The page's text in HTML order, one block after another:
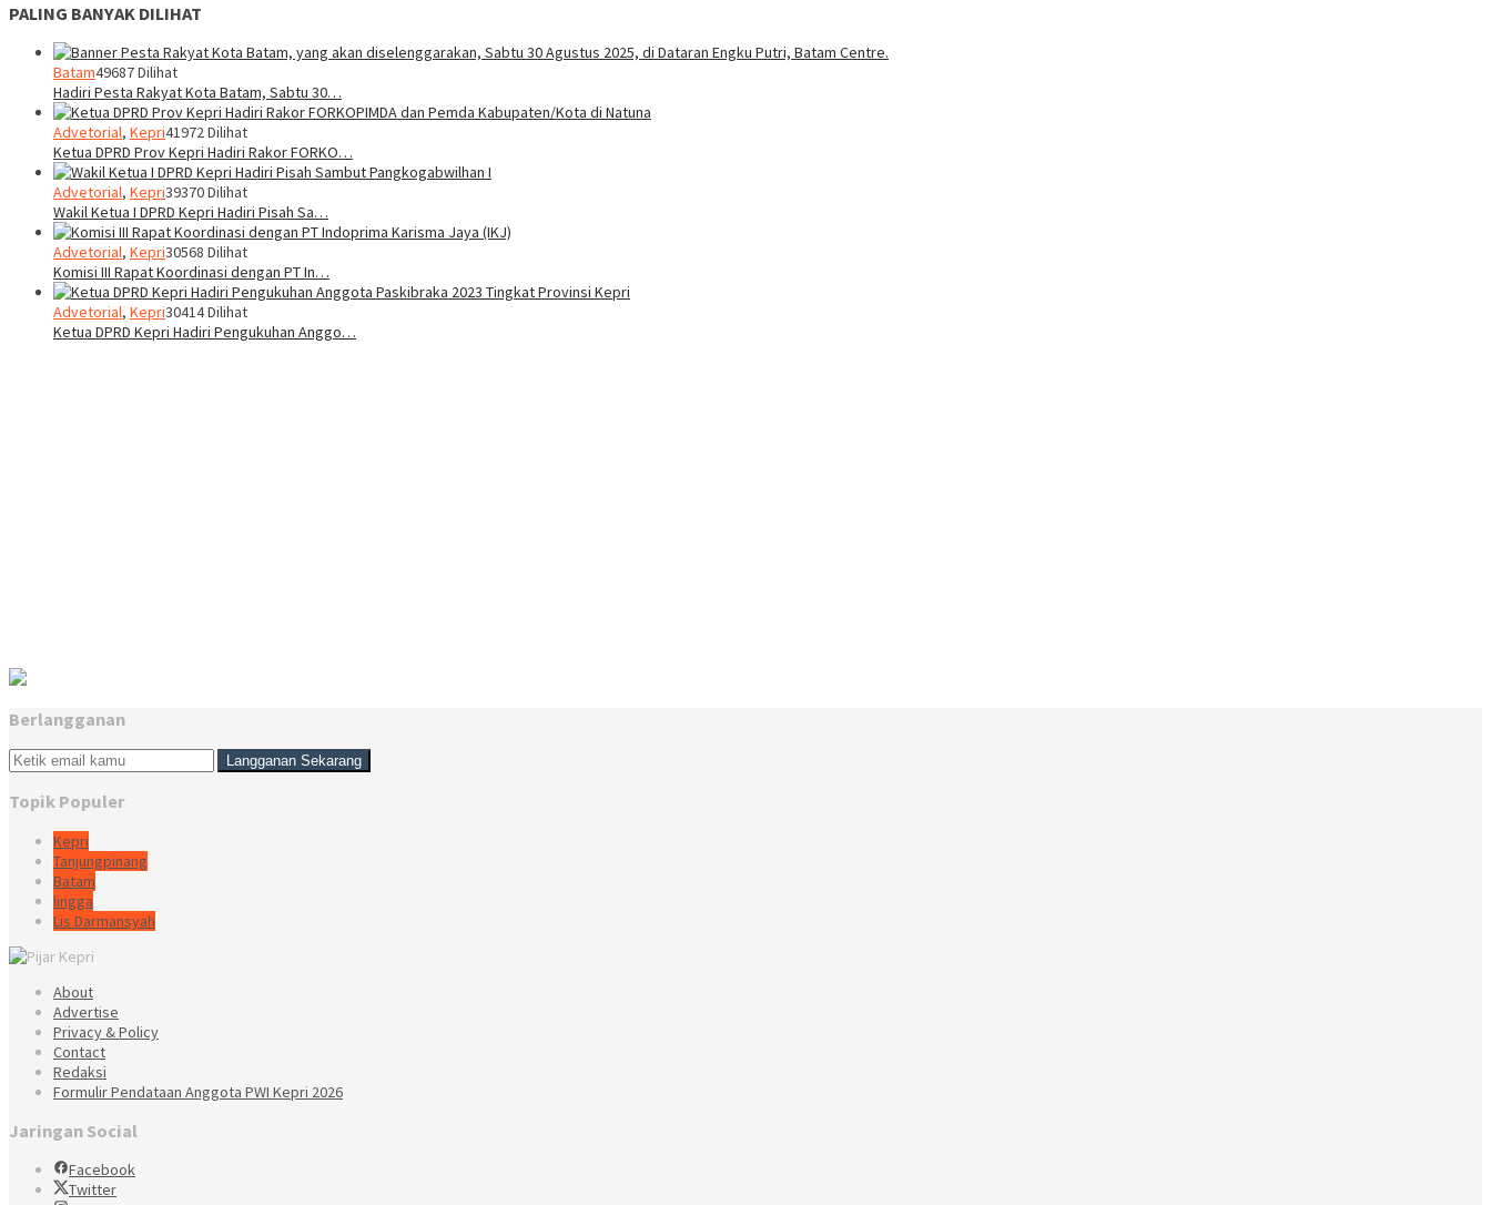
PALING BANYAK DILIHAT
Batam49687 Dilihat
Hadiri Pesta Rakyat Kota Batam, Sabtu 30…
Advetorial, Kepri41972 Dilihat
Ketua DPRD Prov Kepri Hadiri Rakor FORKO…
Advetorial, Kepri39370 Dilihat
Wakil Ketua I DPRD Kepri Hadiri Pisah Sa…
Advetorial, Kepri30568 Dilihat
Komisi III Rapat Koordinasi dengan PT In…
Advetorial, Kepri30414 Dilihat
Ketua DPRD Kepri Hadiri Pengukuhan Anggo…
Berlangganan
Topik Populer
Kepri
Tanjungpinang
Batam
lingga
Lis Darmansyah
About
Advertise
Privacy & Policy
Contact
Redaksi
Formulir Pendataan Anggota PWI Kepri 2026
Jaringan Social
Facebook
Twitter